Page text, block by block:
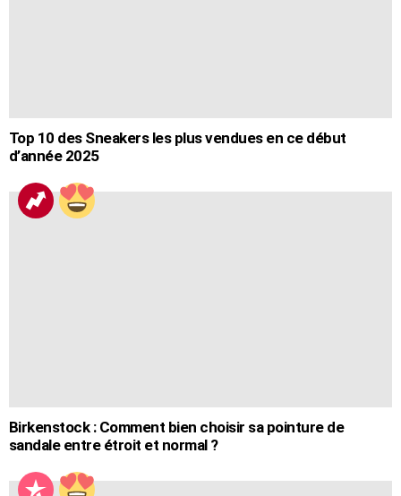
Top 10 des Sneakers les plus vendues en ce début
d’année 2025
Birkenstock : Comment bien choisir sa pointure de
sandale entre étroit et normal ?